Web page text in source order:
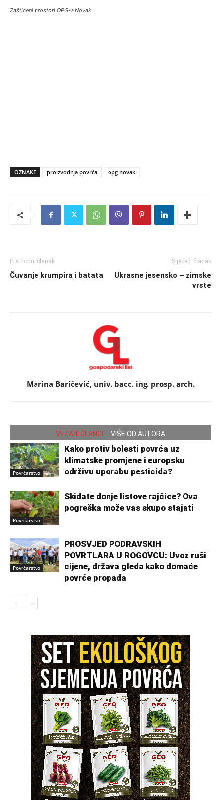
Zaštićeni prostori OPG-a Novak
OZNAKE proizvodnja povrća opg novak
Prethodni članak
Čuvanje krumpira i batata
Sljedeći članak
Ukrasne jesensko – zimske
vrste
Marina Baričević, univ. bacc. ing. prosp. arch.
VEZANI ČLANCI VIŠE OD AUTORA
Povrćarstvo
Kako protiv bolesti povrća uz
klimatske promjene i europsku
održivu uporabu pesticida?
Povrćarstvo
Skidate donje listove rajčice? Ova
pogreška može vas skupo stajati
Povrćarstvo
PROSVJED PODRAVSKIH
POVRTLARA U ROGOVCU: Uvoz ruši
cijene, država gleda kako domaće
povrće propada